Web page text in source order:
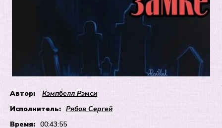
Автор:
Кэмпбелл Рэмси
Исполнитель: Рябов Сергей
Время: 00:43:55